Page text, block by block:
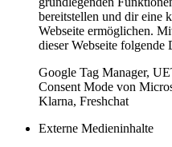
bereitstellen und dir eine
Webseite ermöglichen.
dieser Webseite folgende
Google Tag Manager,
Consent Mode von
Klarna, Freshchat
Externe Medieninhalte